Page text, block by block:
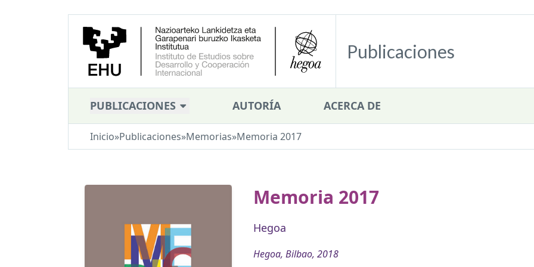
Publicaciones
PUBLICACIONES AUTORÍA ACERCA DE
Inicio»Publicaciones»Memorias»Memoria 2017
Memoria 2017
Hegoa
Hegoa, Bilbao, 2018